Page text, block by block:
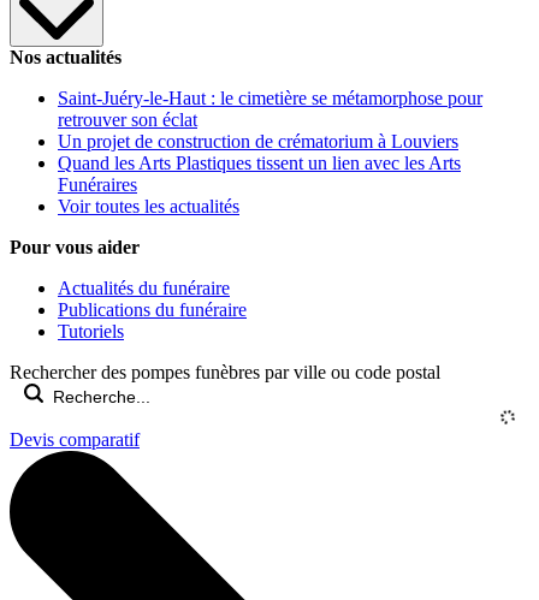
Nos actualités
Saint-Juéry-le-Haut : le cimetière se métamorphose pour
retrouver son éclat
Un projet de construction de crématorium à Louviers
Quand les Arts Plastiques tissent un lien avec les Arts
Funéraires
Voir toutes les actualités
Pour vous aider
Actualités du funéraire
Publications du funéraire
Tutoriels
Rechercher des pompes funèbres par ville ou code postal
Devis comparatif